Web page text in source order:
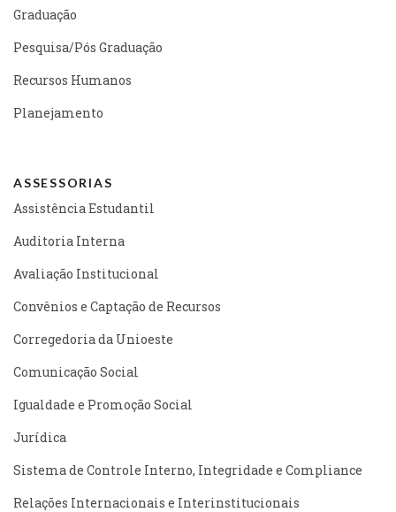
Graduação
Pesquisa/Pós Graduação
Recursos Humanos
Planejamento
ASSESSORIAS
Assistência Estudantil
Auditoria Interna
Avaliação Institucional
Convênios e Captação de Recursos
Corregedoria da Unioeste
Comunicação Social
Igualdade e Promoção Social
Jurídica
Sistema de Controle Interno, Integridade e Compliance
Relações Internacionais e Interinstitucionais